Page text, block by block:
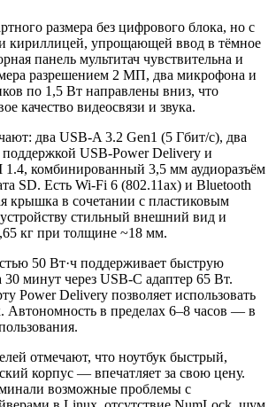
размера без цифрового блока, но с
кириллицей, упрощающей ввод в тёмное
панель мультитач чувствительна и
разрешением 2 МП, два микрофона и
по 1,5 Вт направлены вниз, что
качество видеосвязи и звука.
два USB‑A 3.2 Gen1 (5 Гбит/с), два
USB‑Power Delivery и
комбинированный 3,5 мм аудиоразъём
SD. Есть Wi‑Fi 6 (802.11ax) и Bluetooth
крышка в сочетании с пластиковым
стильный внешний вид и
кг при толщине ~18 мм.
50 Вт·ч поддерживает быструю
30 минут через USB‑C адаптер 65 Вт.
Power Delivery позволяет использовать
Автономность в пределах 6–8 часов — в
отмечают, что ноутбук быстрый,
корпус — впечатляет за свою цену.
возможные проблемы с